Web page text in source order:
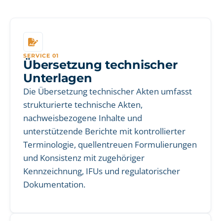
SERVICE 01
Übersetzung technischer
Unterlagen
Die Übersetzung technischer Akten umfasst
strukturierte technische Akten,
nachweisbezogene Inhalte und
unterstützende Berichte mit kontrollierter
Terminologie, quellentreuen Formulierungen
und Konsistenz mit zugehöriger
Kennzeichnung, IFUs und regulatorischer
Dokumentation.